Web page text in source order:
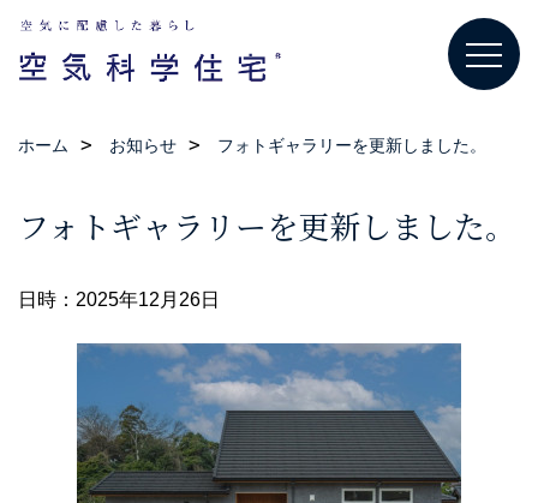
ホーム お知らせ フォトギャラリーを更新しました。
フォトギャラリーを更新しました。
日時：2025年12月26日